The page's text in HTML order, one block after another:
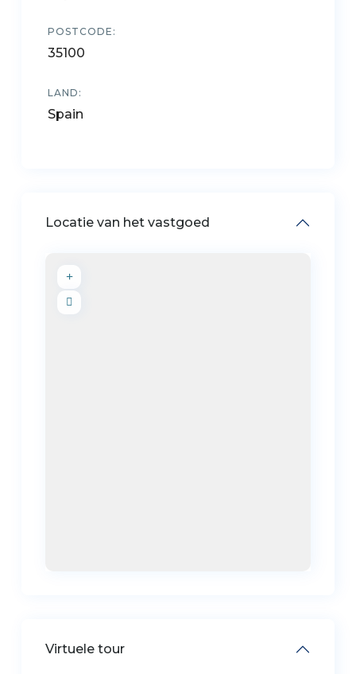
POSTCODE:
35100
LAND:
Spain
Locatie van het vastgoed
Virtuele tour